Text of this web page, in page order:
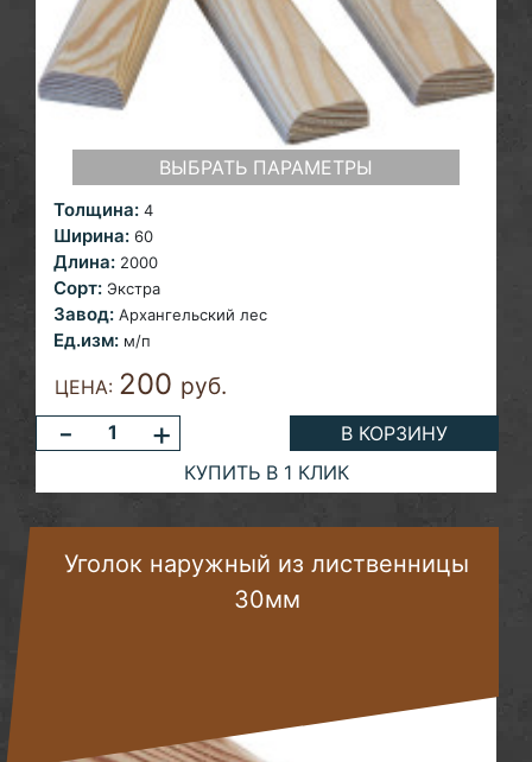
ВЫБРАТЬ ПАРАМЕТРЫ
Толщина: 4
Ширина: 60
Длина: 2000
Сорт: Экстра
Завод: Архангельский лес
Ед.изм: м/п
ЦЕНА: 200 руб.
- +
В КОРЗИНУ
КУПИТЬ В 1 КЛИК
Уголок наружный из лиственницы
30мм